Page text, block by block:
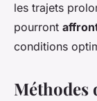
les trajets
pourront
conditions
Méthodes